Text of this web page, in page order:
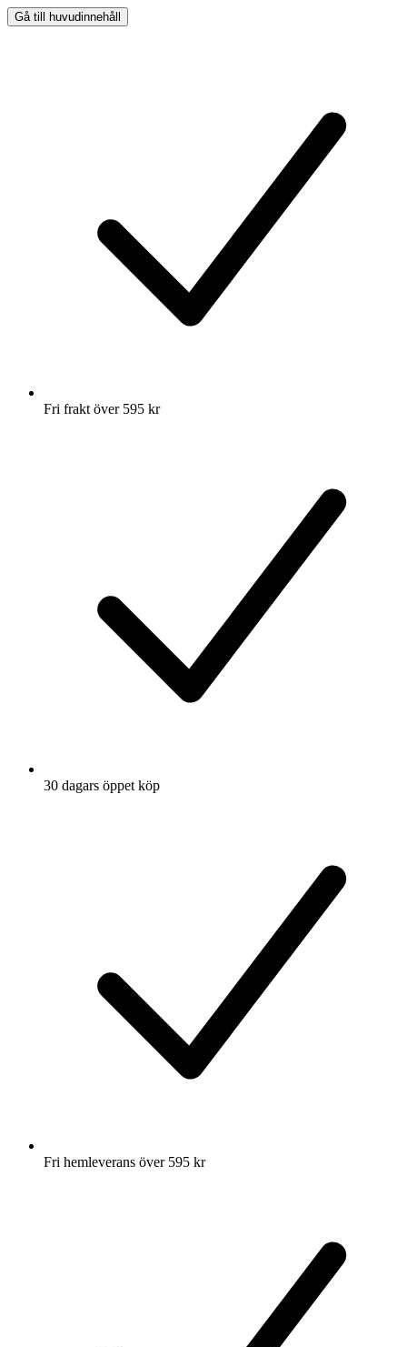
Gå till huvudinnehåll
Fri frakt över 595 kr
30 dagars öppet köp
Fri hemleverans över 595 kr